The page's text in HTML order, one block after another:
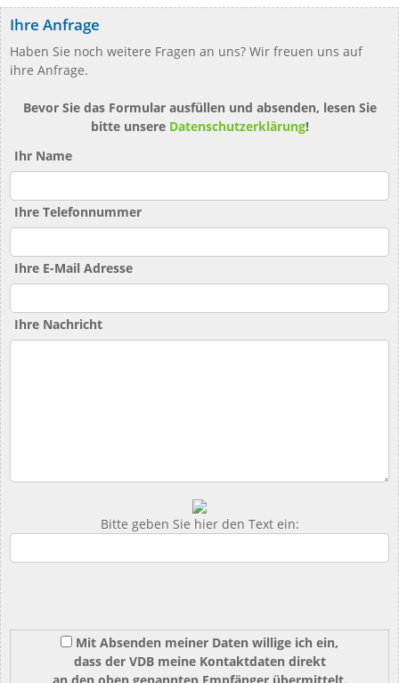
Ihre Anfrage
Haben Sie noch weitere Fragen an uns? Wir freuen uns auf
ihre Anfrage.
Bevor Sie das Formular ausfüllen und absenden, lesen Sie
bitte unsere Datenschutzerklärung!
Ihr Name
Ihre Telefonnummer
Ihre E-Mail Adresse
Ihre Nachricht
Bitte geben Sie hier den Text ein:
Mit Absenden meiner Daten willige ich ein,
dass der VDB meine Kontaktdaten direkt